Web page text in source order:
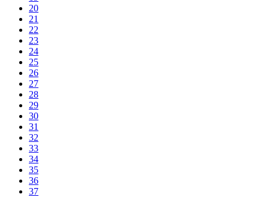
20
21
22
23
24
25
26
27
28
29
30
31
32
33
34
35
36
37